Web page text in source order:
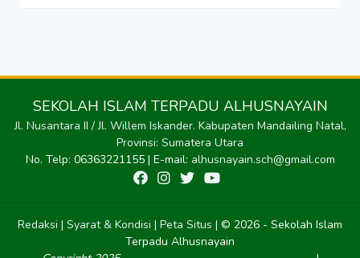
SEKOLAH ISLAM TERPADU ALHUSNAYAIN
Jl. Nusantara II / Jl. Willem Iskander. Kabupaten Mandailing Natal,
Provinsi: Sumatera Utara
No. Telp: 06363221155 | E-mail: alhusnayain.sch@gmail.com
Redaksi | Syarat & Kondisi | Peta Situs | © 2026 - Sekolah Islam
Terpadu Alhusnayain